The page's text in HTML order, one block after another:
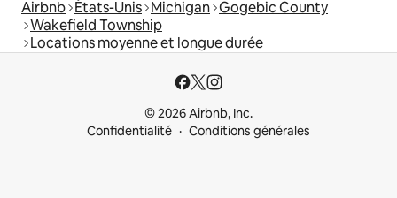
Airbnb États-Unis Michigan Gogebic County
Wakefield Township
Locations moyenne et longue durée
© 2026 Airbnb, Inc.
Confidentialité
Conditions générales